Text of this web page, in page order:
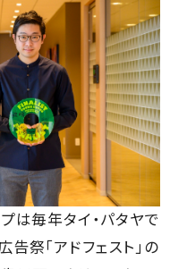
は毎年タイ・パタヤで
祭「アドフェスト」の